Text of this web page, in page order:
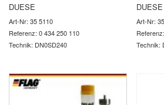
DUESE
Art-Nr: 35 5110
Referenz: 0 434 250 110
Technik: DN0SD240
DUESE
Art-Nr:
Technik: